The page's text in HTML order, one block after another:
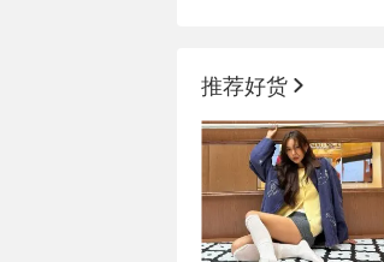
Prime Day 捡漏：母婴产品
划重点：pampers 拉拉裤
$24.97(原$31）
彩色铅笔 24支$5
推荐好货